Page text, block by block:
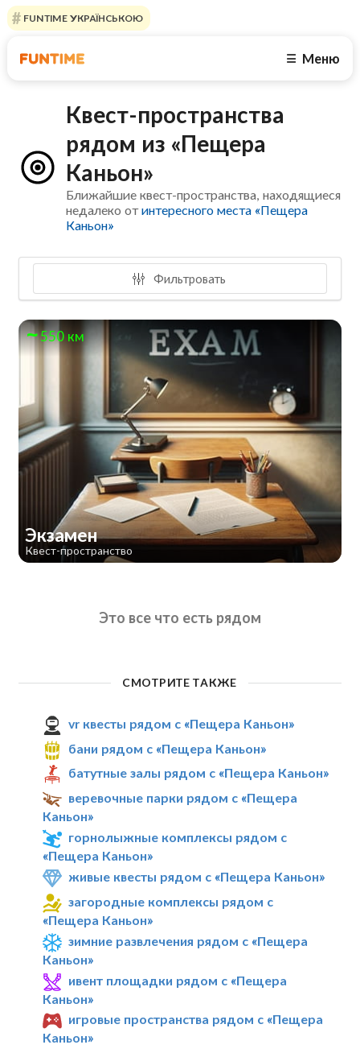
FUNTIME УКРАЇНСЬКОЮ
☰ Меню
Квест-пространства
рядом из «Пещера
Каньон»
Ближайшие квест-пространства, находящиеся
недалеко отинтересного места «Пещера
Каньон»
Фильтровать
550 км
Экзамен
Квест-пространство
Это все что есть рядом
СМОТРИТЕ ТАКЖЕ
vr квесты рядом с «Пещера Каньон»
бани рядом с «Пещера Каньон»
батутные залы рядом с «Пещера Каньон»
веревочные парки рядом с «Пещера
Каньон»
горнолыжные комплексы рядом с
«Пещера Каньон»
живые квесты рядом с «Пещера Каньон»
загородные комплексы рядом с
«Пещера Каньон»
зимние развлечения рядом с «Пещера
Каньон»
ивент площадки рядом с «Пещера
Каньон»
игровые пространства рядом с «Пещера
Каньон»